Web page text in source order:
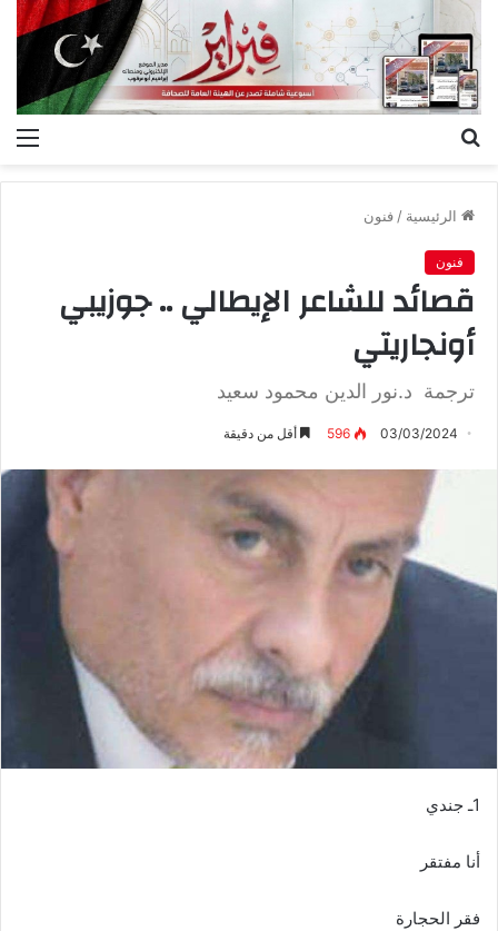
الرئيسية / فنون
فنون
قصائد للشاعر الإيطالي .. جوزيبي
أونجاريتي
ترجمة د.نور الدين محمود سعيد
03/03/2024
596 أقل من دقيقة
1ـ‭ ‬جندي
أنا‭ ‬مفتقر
فقر‭ ‬الحجارة